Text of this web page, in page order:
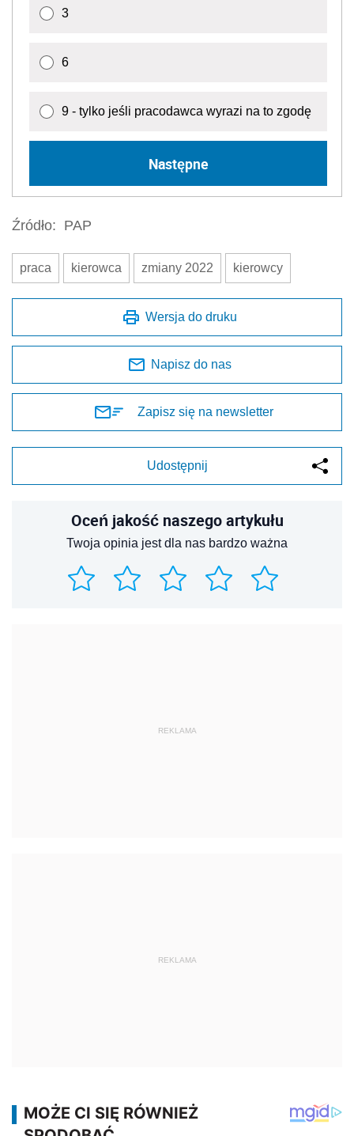
3
6
9 - tylko jeśli pracodawca wyrazi na to zgodę
Następne
Źródło: PAP
praca kierowca zmiany 2022 kierowcy
Wersja do druku
Napisz do nas
Zapisz się na newsletter
Udostępnij
Oceń jakość naszego artykułu
Twoja opinia jest dla nas bardzo ważna
REKLAMA
REKLAMA